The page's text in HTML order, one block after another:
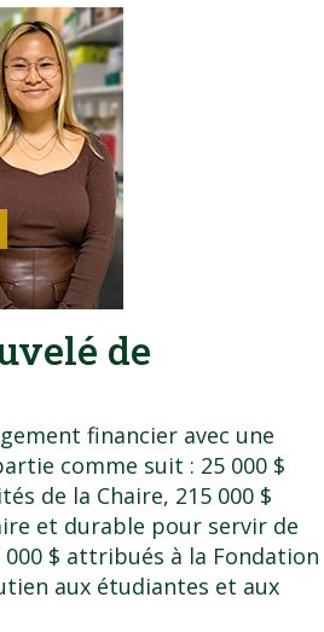
de
financier avec une
comme suit : 25 000 $
de la Chaire, 215 000 $
et durable pour servir de
$ attribués à la Fondation
aux étudiantes et aux